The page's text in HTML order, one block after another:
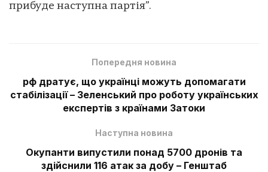
прибуде наступна партія”.
Попередня новина
рф дратує, що українці можуть допомагати
стабілізації – Зеленський про роботу українських
експертів з країнами Затоки
Наступна новина
Окупанти випустили понад 5700 дронів та
здійснили 116 атак за добу – Генштаб